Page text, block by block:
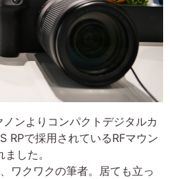
ンよりコンパクトデジタルカ
RPで採用されているRFマウン
した。
ワクワクの筆者。居ても立っ